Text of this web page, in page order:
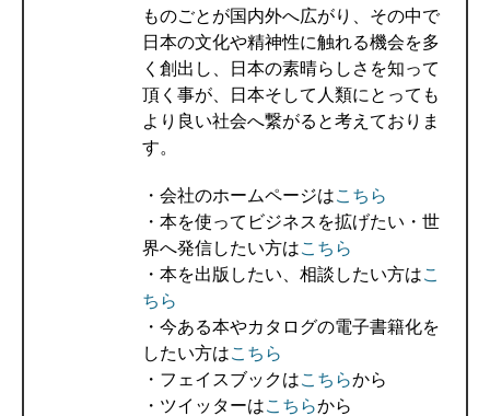
ものごとが国内外へ広がり、その中で
日本の文化や精神性に触れる機会を多
く創出し、日本の素晴らしさを知って
頂く事が、日本そして人類にとっても
より良い社会へ繋がると考えておりま
す。
・会社のホームページはこちら
・本を使ってビジネスを拡げたい・世
界へ発信したい方はこちら
・本を出版したい、相談したい方はこ
ちら
・今ある本やカタログの電子書籍化を
したい方はこちら
・フェイスブックはこちらから
・ツイッターはこちらから